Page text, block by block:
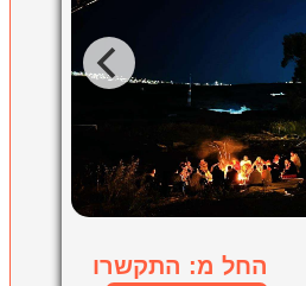
החל מ: התקשרו